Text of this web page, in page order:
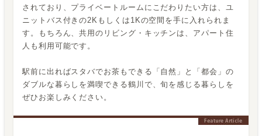
されており、プライベートルームにこだわりたい方は、ユ
ニットバス付きの2Kもしくは1Kの空間を手に入れられま
す。もちろん、共用のリビング・キッチンは、アパート住
人も利用可能です。
駅前に出ればスタバでお茶もできる「自然」と「都会」の
ダブルな暮らしを満喫できる鶴川で、旬を感じる暮らしを
ぜひお楽しみください。